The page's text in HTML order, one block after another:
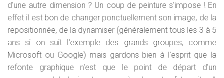
d'une autre dimension ? Un coup de peinture s'impose ! En
effet il est bon de changer ponctuellement son image, de la
repositionnée, de la dynamiser (généralement tous les 3 à 5
ans si on suit l'exemple des grands groupes, comme
Microsoft ou Google) mais gardons bien à l'esprit que la
refonte graphique n'est que le point de départ d'un